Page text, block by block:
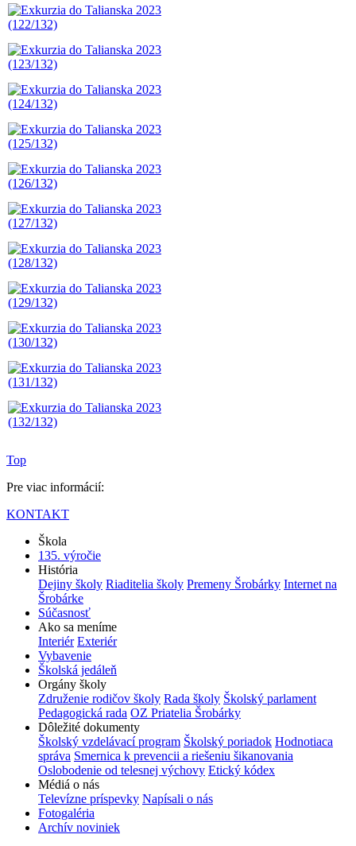
Top
Pre viac informácií:
KONTAKT
Škola
135. výročie
História
Dejiny školy Riaditelia školy Premeny Šrobárky Internet na
Šrobárke
Súčasnosť
Ako sa meníme
Interiér Exteriér
Vybavenie
Školská jedáleň
Orgány školy
Združenie rodičov školy Rada školy Školský parlament
Pedagogická rada OZ Priatelia Šrobárky
Dôležité dokumenty
Školský vzdelávací program Školský poriadok Hodnotiaca
správa Smernica k prevencii a riešeniu šikanovania
Oslobodenie od telesnej výchovy Etický kódex
Médiá o nás
Televízne príspevky Napísali o nás
Fotogaléria
Archív noviniek